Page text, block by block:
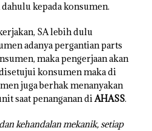
kepada konsumen.
SA lebih dulu
adanya pergantian parts
maka pengerjaan akan
konsumen maka di
juga berhak menanyakan
saat penanganan diAHASS.
kehandalan mekanik, setiap